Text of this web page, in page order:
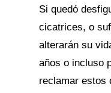
Si quedó
cicatrices, o
alterarán su
años o incluso
reclamar estos